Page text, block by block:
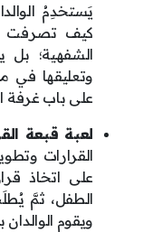
يَستخدِمُ
كيف تصرفت
الشفهية؛ بل
وتعليقها في
على باب غرفة
لعبة قبعة
القرارات
على اتخاذ
الطفل، ثمَّ
ويقوم